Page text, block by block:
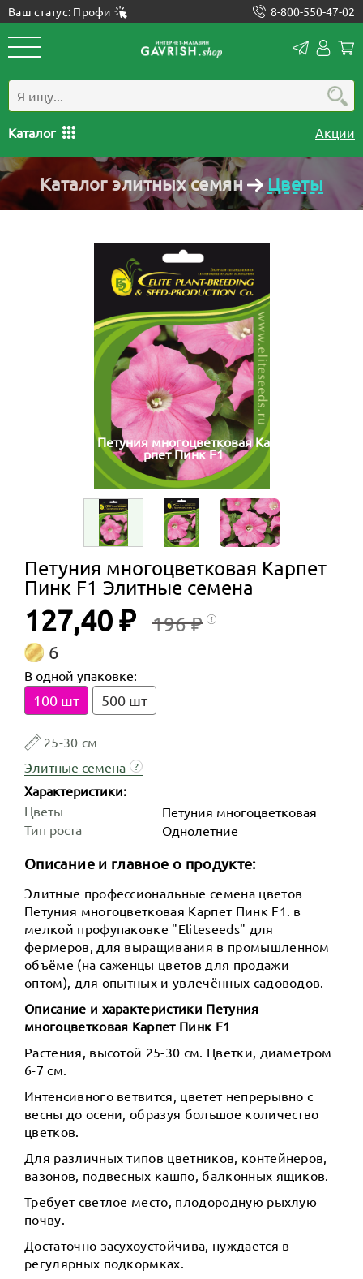
Ваш статус: Профи 8-800-550-47-02
Каталог Акции
Каталог элитных семян Цветы
Петуния многоцветковая Ка
рпет Пинк F1
Петуния многоцветковая Карпет
Пинк F1 Элитные семена
127,40 ₽ 196 ₽
6
В одной упаковке:
100 шт 500 шт
25-30 см
Элитные семена
?
Характеристики:
Цветы
Петуния многоцветковая
Тип роста
Однолетние
Описание и главное о продукте:
Элитные профессиональные семена цветов
Петуния многоцветковая Карпет Пинк F1. в
мелкой профупаковке "Eliteseeds" для
фермеров, для выращивания в промышленном
объёме (на саженцы цветов для продажи
оптом), для опытных и увлечённых садоводов.
Описание и характеристики Петуния
многоцветковая Карпет Пинк F1
Растения, высотой 25-30 см. Цветки, диаметром
6-7 см.
Интенсивного ветвится, цветет непрерывно с
весны до осени, образуя большое количество
цветков.
Для различных типов цветников, контейнеров,
вазонов, подвесных кашпо, балконных ящиков.
Требует светлое место, плодородную рыхлую
почву.
Достаточно засухоустойчива, нуждается в
регулярных подкормках.